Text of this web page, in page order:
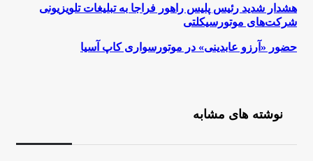
هشدار
شدید
رئیس
راهور فراجا
موتورسیکلتی
هشدار شدید رئیس پلیس راهور فراجا به تبلیغات تلویزیونی
شرکت‌های موتورسیکلتی
حضور
حضور «آرزو عابدینی» در موتورسواری کاپ آسیا
نوشته های مشابه